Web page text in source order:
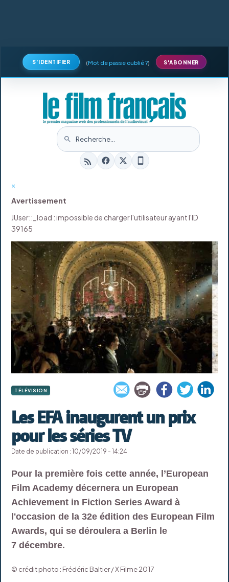
S'IDENTIFIER (Mot de passe oublié ?) S'ABONNER
×
Avertissement
JUser::_load : impossible de charger l'utilisateur ayant l'ID
39165
TÉLÉVISION
Les EFA inaugurent un prix
pour les séries TV
Date de publication : 10/09/2019 - 14:24
Pour la première fois cette année, l’European
Film Academy décernera un European
Achievement in Fiction Series Award à
l'occasion de la 32e édition des European Film
Awards, qui se déroulera a Berlin le
7 décembre.
© crédit photo : Frédéric Baltier / X Filme 2017